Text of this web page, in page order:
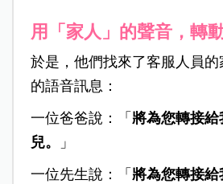
用「家人」的聲音，轉
於是，他們找來了客服人員
的語音訊息：
一位爸爸說：「 將為您轉接
兒。
」
一位先生說：「 將為您轉接給